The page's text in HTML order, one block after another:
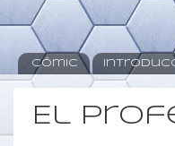
Cómic
El